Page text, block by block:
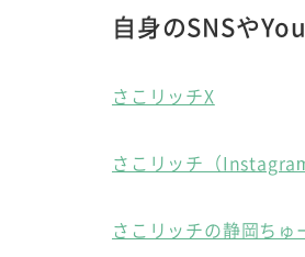
自身のSNSや
さこリッチX
さこリッチ（Instagram
さこリッチの静岡ちゅ